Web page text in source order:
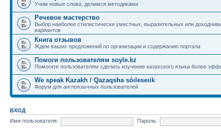
Учим новые слова, делимся методиками
Речевое мастерство
Выбор наиболее стилистически уместных, выразительных или
вариантов
Книга отзывов
Ждем ваших предложений по организации и содержанию портала
Помоги пользователям soyle.kz
Помогите пользователям сделать изучение казахского языка более
We speak Kazakh / Qazaqsha sóıleseıik
Форум для англоязычных пользователей
ВХОД
Имя пользователя:
Пароль: